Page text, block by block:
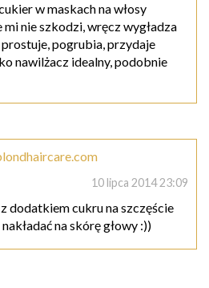
w maskach na włosy
nie szkodzi, wręcz wygładza
prostuje, pogrubia, przydaje
nawilżacz idealny, podobnie
10 lipca 2014 23:09
dodatkiem cukru na szczęście
na skórę głowy :))